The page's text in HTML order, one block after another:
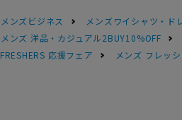
メンズビジネス
メンズワイシャツ・ド
メンズ 洋品・カジュアル2BUY10%OFF
FRESHERS 応援フェア メンズ フレッ